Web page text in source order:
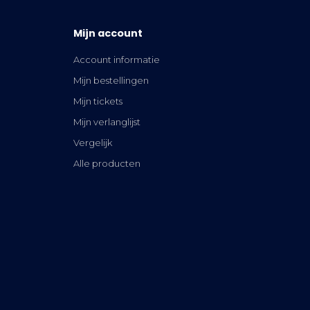
Mijn account
Account informatie
Mijn bestellingen
Mijn tickets
Mijn verlanglijst
Vergelijk
Alle producten